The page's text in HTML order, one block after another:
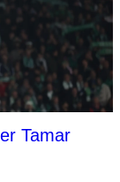
Tamar